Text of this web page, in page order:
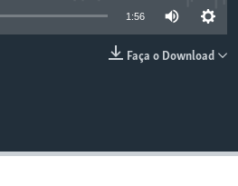
1:56
Faça o Download